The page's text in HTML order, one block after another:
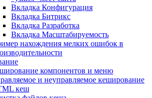
Вкладка Конфигурация
Вкладка Битрикс
Вкладка Разработка
Вкладка Масштабируемость
нахождения мелких ошибок в
компонентов и меню
и неуправляемое кеширование
кеш